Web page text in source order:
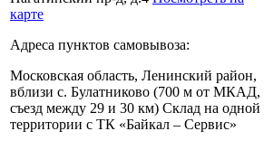
карте
Адреса пунктов самовывоза:
Московская область, Ленинский район,
вблизи с. Булатниково (700 м от МКАД,
съезд между 29 и 30 км) Склад на одной
территории с ТК «Байкал – Сервис»